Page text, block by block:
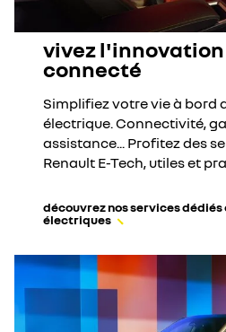
vivez l'innovation
connecté
Simplifiez votre vie à bord
électrique. Connectivité,
assistance... Profitez des
Renault E-Tech, utiles et
découvrez nos services
électriques